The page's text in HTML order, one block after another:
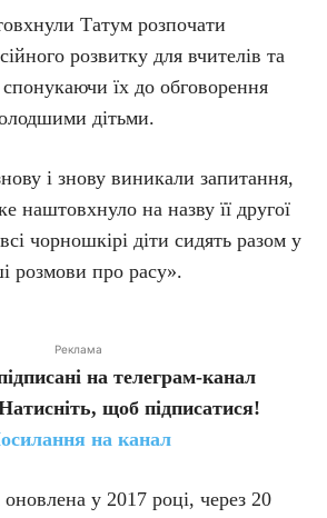
Татум розпочати
розвитку для вчителів та
їх до обговорення
дітьми.
і знову виникали запитання,
наштовхнуло на назву її другої
чорношкірі діти сидять разом у
розмови про расу».
Реклама
на телеграм-канал
щоб підписатися!
на канал
у 2017 році, ​​через 20